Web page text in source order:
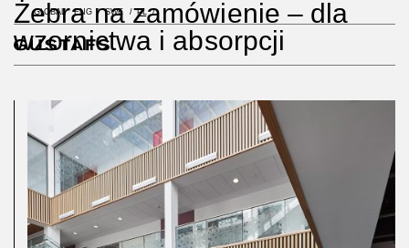
GLOBAL ENG SWE PL
Żebra na zamówienie – dla
wzornictwa i absorpcji